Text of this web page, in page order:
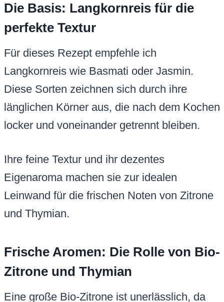
Die Basis: Langkornreis für die
perfekte Textur
Für dieses Rezept empfehle ich
Langkornreis wie Basmati oder Jasmin.
Diese Sorten zeichnen sich durch ihre
länglichen Körner aus, die nach dem Kochen
locker und voneinander getrennt bleiben.
Ihre feine Textur und ihr dezentes
Eigenaroma machen sie zur idealen
Leinwand für die frischen Noten von Zitrone
und Thymian.
Frische Aromen: Die Rolle von Bio-
Zitrone und Thymian
Eine große Bio-Zitrone ist unerlässlich, da